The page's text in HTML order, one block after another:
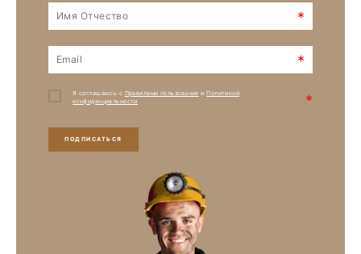
*
*
Я соглашаюсь с Правилами пользования иПолитикой
конфиденциальности
*
ПОДПИСАТЬСЯ